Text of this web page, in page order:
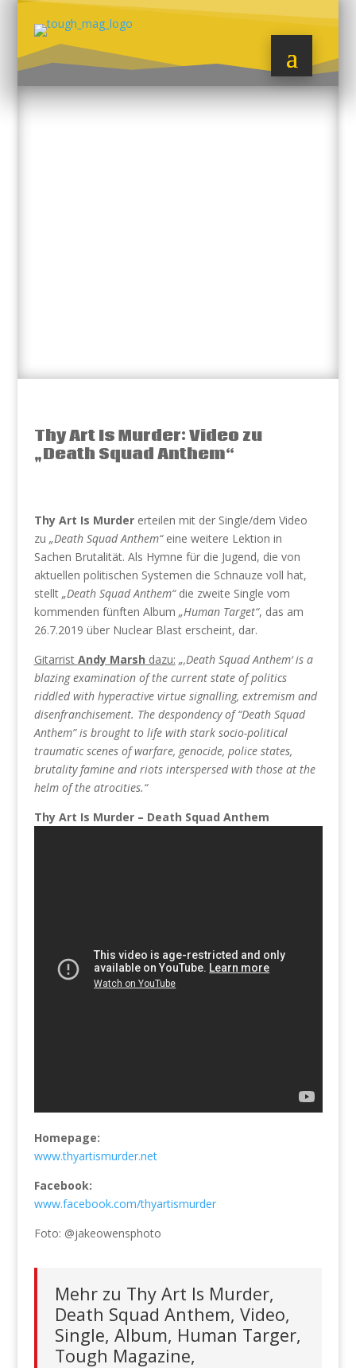
Thy Art Is Murder: Video zu
„Death Squad Anthem“
Thy Art Is Murder erteilen mit der Single/dem Video
zu „Death Squad Anthem“eine weitere Lektion in
Sachen Brutalität. Als Hymne für die Jugend, die von
aktuellen politischen Systemen die Schnauze voll hat,
stellt „Death Squad Anthem“die zweite Single vom
kommenden fünften Album „Human Target“, das am
26.7.2019 über Nuclear Blast erscheint, dar.
Gitarrist Andy Marsh dazu: „‚Death Squad Anthem‘ is a
blazing examination of the current state of politics
riddled with hyperactive virtue signalling, extremism and
disenfranchisement. The despondency of “Death Squad
Anthem” is brought to life with stark socio-political
traumatic scenes of warfare, genocide, police states,
brutality famine and riots interspersed with those at the
helm of the atrocities.“
Thy Art Is Murder – Death Squad Anthem
Homepage:
www.thyartismurder.net
Facebook:
www.facebook.com/thyartismurder
Foto: @jakeowensphoto
Mehr zu Thy Art Is Murder,
Death Squad Anthem, Video,
Single, Album, Human Targer,
Tough Magazine,